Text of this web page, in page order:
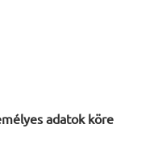
adatok köre